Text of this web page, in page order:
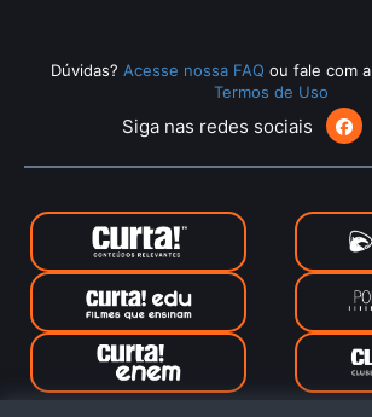
Dúvidas? Acesse nossa FAQ ou fale com a
Termos de Uso
Siga nas redes sociais